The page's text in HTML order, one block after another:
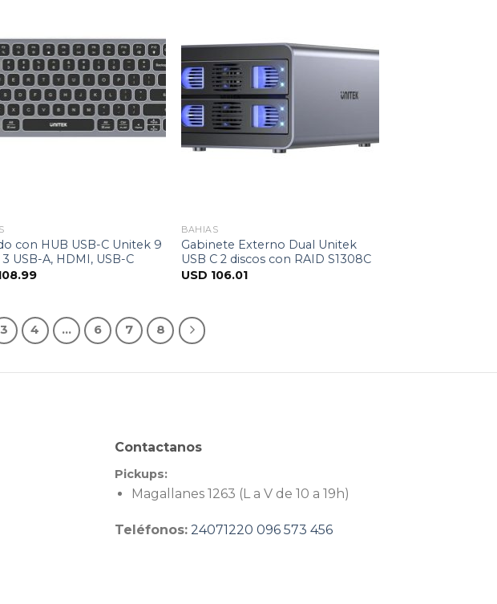
con HUB USB-C Unitek 9
3 USB-A, HDMI, USB-C
BAHIAS
Gabinete Externo Dual Unitek
USB C 2 discos con RAID S1308C
USD 106.01
3 4 … 6 7 8
Contactanos
Pickups:
Magallanes 1263 (L a V de 10 a 19h)
Teléfonos: 24071220 096 573 456